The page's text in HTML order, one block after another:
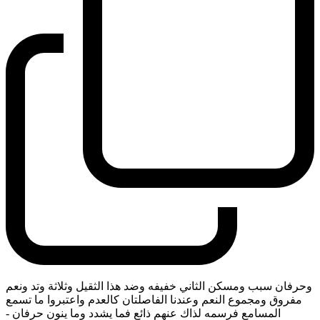
وحرفان سبب ومسكن الثاني خفيفه وضد هذا الثقيل وثلاثة وتد ونعم
مفروق ومجموع النعم وعندنا الفاصلتان كالعدم واعتبروا ما تسمع
المسامع فرسمه لذاك عنهم ذائع فما يشدد وما ينون حرفان -